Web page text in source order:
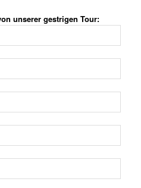
unserer gestrigen Tour: